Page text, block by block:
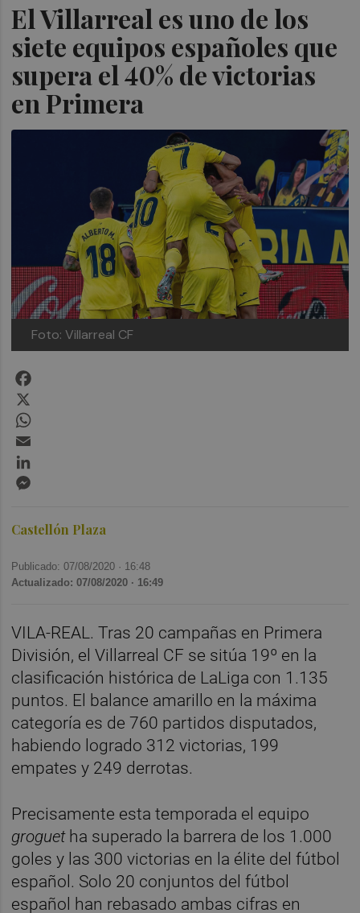
El Villarreal es uno de los
siete equipos españoles que
supera el 40% de victorias
en Primera
Foto: Villarreal CF
Castellón Plaza
Publicado: 07/08/2020 · 16:48
Actualizado: 07/08/2020 · 16:49
VILA-REAL. Tras 20 campañas en Primera
División, el Villarreal CF se sitúa 19º en la
clasificación histórica de LaLiga con 1.135
puntos. El balance amarillo en la máxima
categoría es de 760 partidos disputados,
habiendo logrado 312 victorias, 199
empates y 249 derrotas.
Precisamente esta temporada el equipo
groguetha superado la barrera de los 1.000
goles y las 300 victorias en la élite del fútbol
español. Solo 20 conjuntos del fútbol
español han rebasado ambas cifras en